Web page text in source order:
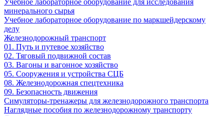
Учебное лабораторное оборудование для исследования
минерального сырья
Учебное лабораторное оборудование по маркшейдерскому
делу
Железнодорожный транспорт
01. Путь и путевое хозяйство
02. Тяговый подвижной состав
03. Вагоны и вагонное хозяйство
05. Сооружения и устройства СЦБ
08. Железнодорожная спецтехника
09. Безопасность движения
Симуляторы-тренажеры для железнодорожного транспорта
Наглядные пособия по железнодорожному транспорту